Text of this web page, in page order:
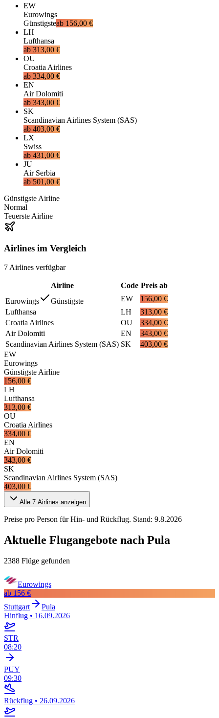
EW
Eurowings
Günstigsteab 156,00 €
LH
Lufthansa
ab 313,00 €
OU
Croatia Airlines
ab 334,00 €
EN
Air Dolomiti
ab 343,00 €
SK
Scandinavian Airlines System (SAS)
ab 403,00 €
LX
Swiss
ab 431,00 €
JU
Air Serbia
ab 501,00 €
Günstigste Airline
Normal
Teuerste Airline
Airlines im Vergleich
7 Airlines verfügbar
Airline Code Preis ab
Eurowings
Günstigste EW
156,00 €
Lufthansa
LH
313,00 €
Croatia Airlines
OU
334,00 €
Air Dolomiti
EN
343,00 €
Scandinavian Airlines System (SAS) SK
403,00 €
EW
Eurowings
Günstigste Airline
156,00 €
LH
Lufthansa
313,00 €
OU
Croatia Airlines
334,00 €
EN
Air Dolomiti
343,00 €
SK
Scandinavian Airlines System (SAS)
403,00 €
Alle 7 Airlines anzeigen
Preise pro Person für Hin- und Rückflug. Stand: 9.8.2026
Aktuelle Flugangebote nach Pula
2388 Flüge gefunden
Eurowings
ab 156 €
Stuttgart
Pula
Hinflug • 16.09.2026
STR
08:20
PUY
09:30
Rückflug • 26.09.2026